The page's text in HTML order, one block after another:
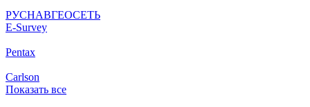
РУСНАВГЕОСЕТЬ
Е-Survey
Pentax
Carlson
Показать все